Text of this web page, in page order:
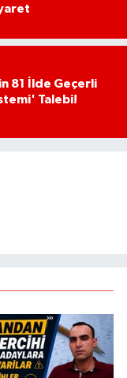
81 İlde Geçerli
Talebi!